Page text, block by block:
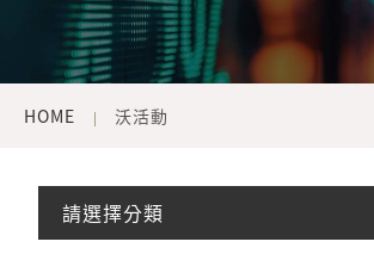
HOME 沃活動
請選擇分類